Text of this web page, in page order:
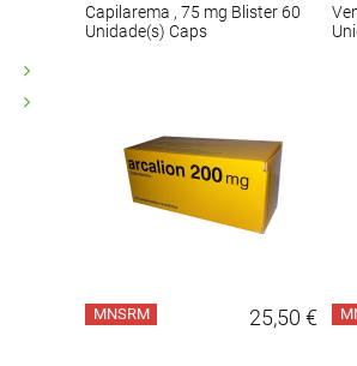
Capilarema , 75 mg Blister 60
Unidade(s) Caps
MNSRM 25,50 €